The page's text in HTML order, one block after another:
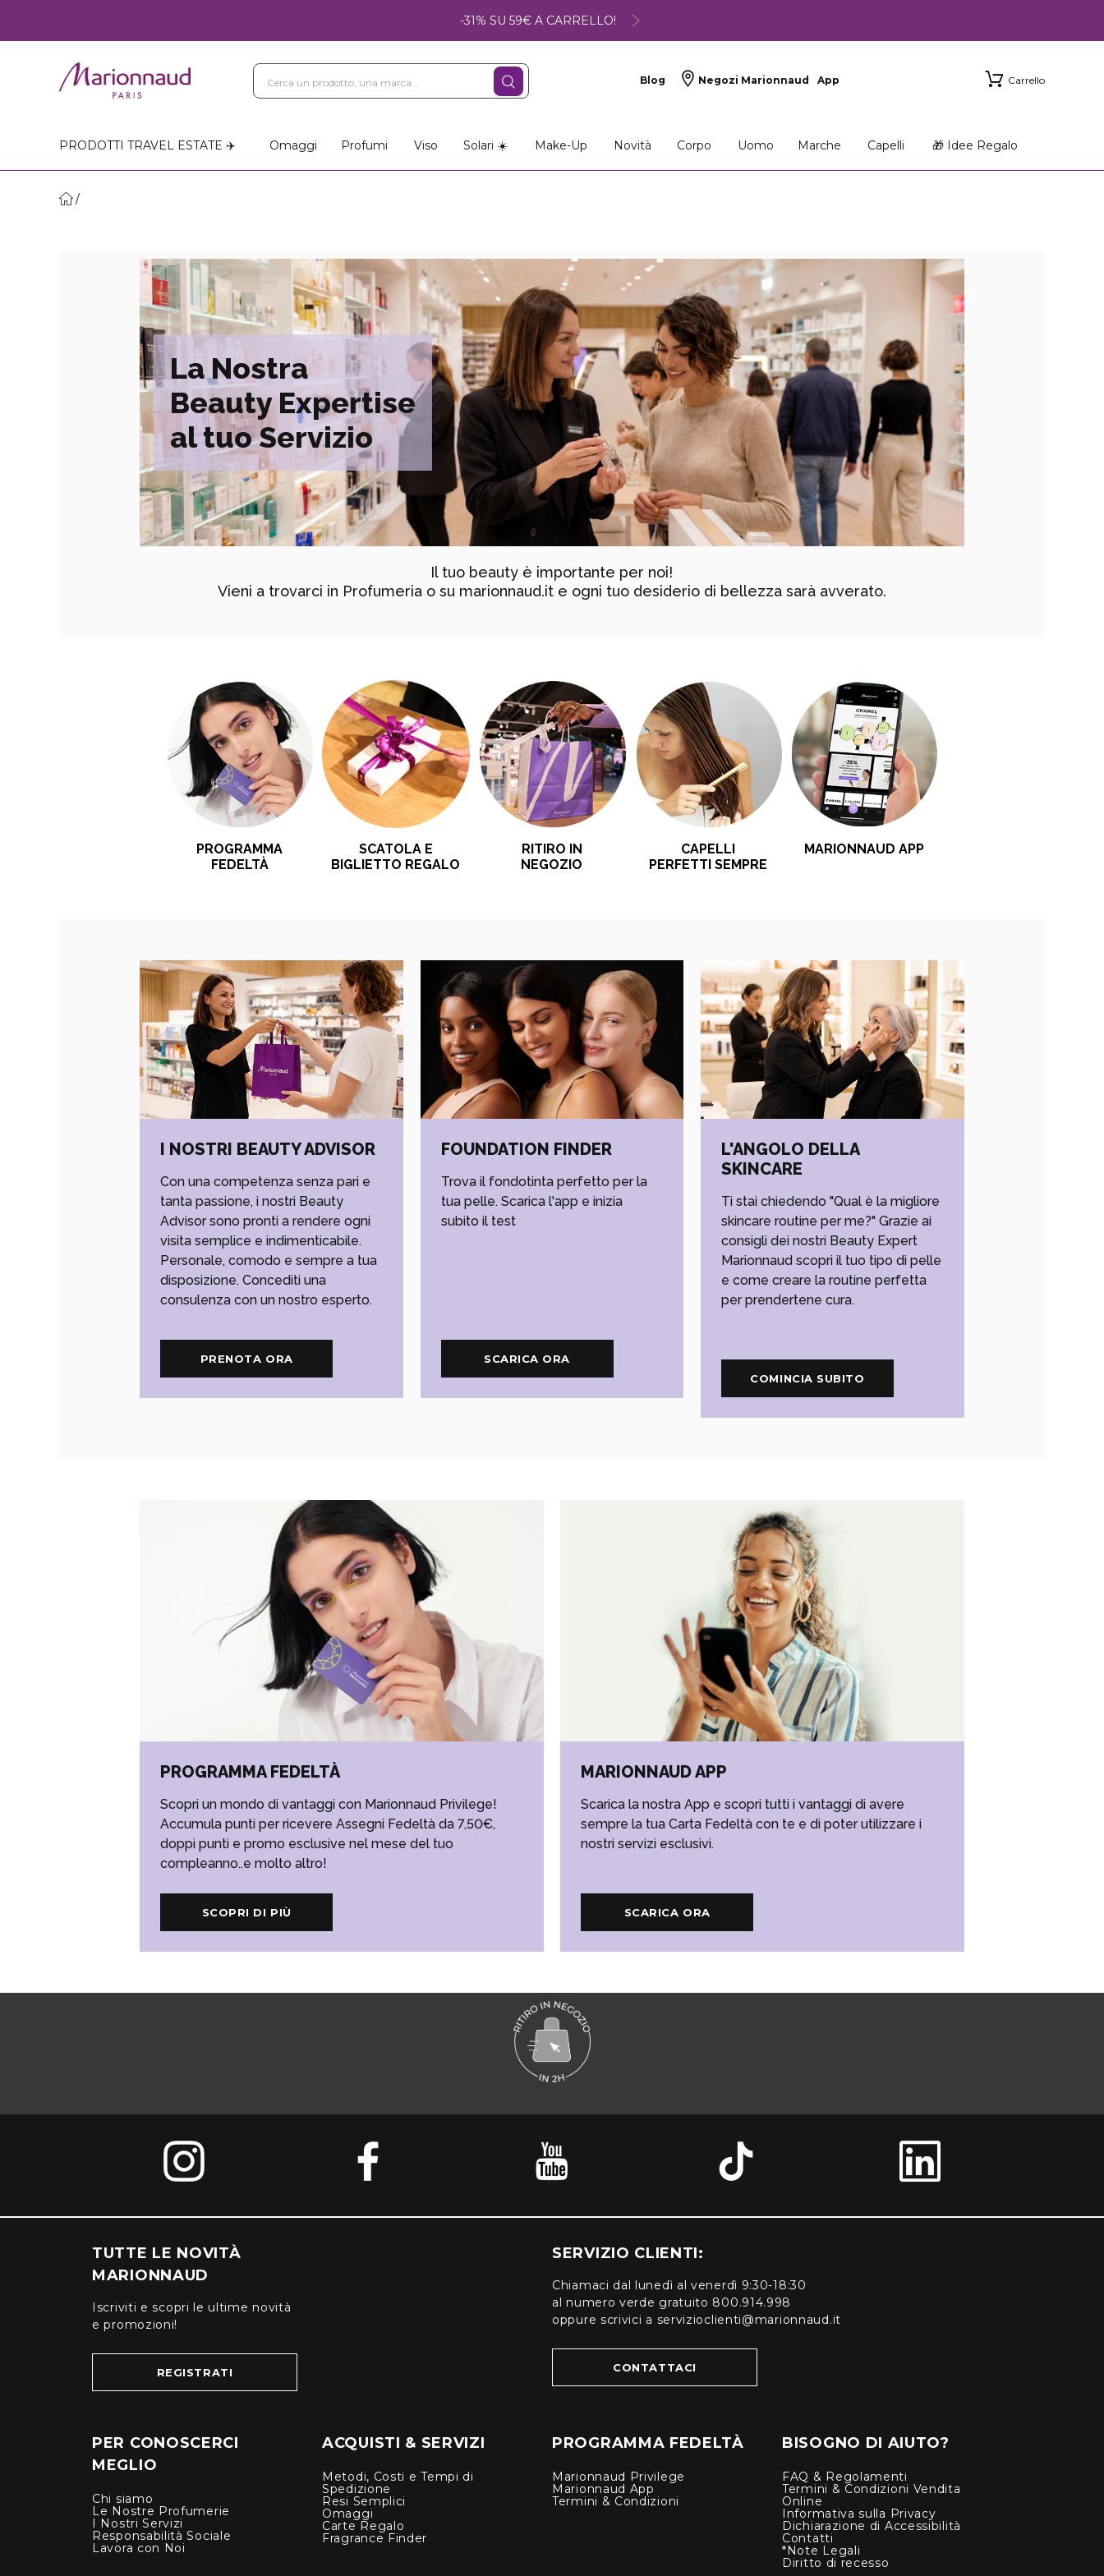
-31% SU 59€ A CARRELLO!
Blog Negozi Marionnaud App Carrello
PRODOTTI TRAVEL ESTATE ✈️ Omaggi Profumi Viso Solari ☀️ Make-Up Novità Corpo Uomo Marche Capelli 🎁 Idee Regalo
La Nostra
Beauty Expertise
al tuo Servizio
Il tuo beauty è importante per noi!
Vieni a trovarci in Profumeria o su marionnaud.it e ogni tuo desiderio di bellezza sarà avverato.
PROGRAMMA
FEDELTÀ
SCATOLA E
BIGLIETTO REGALO
RITIRO IN
NEGOZIO
CAPELLI
PERFETTI SEMPRE
MARIONNAUD APP
I NOSTRI BEAUTY ADVISOR
Con una competenza senza pari e
tanta passione, i nostri Beauty
Advisor sono pronti a rendere ogni
visita semplice e indimenticabile.
Personale, comodo e sempre a tua
disposizione. Concediti una
consulenza con un nostro esperto.
PRENOTA ORA
FOUNDATION FINDER
Trova il fondotinta perfetto per la
tua pelle. Scarica l'app e inizia
subito il test
SCARICA ORA
L'ANGOLO DELLA
SKINCARE
Ti stai chiedendo "Qual è la migliore
skincare routine per me?" Grazie ai
consigli dei nostri Beauty Expert
Marionnaud scopri il tuo tipo di pelle
e come creare la routine perfetta
per prendertene cura.
COMINCIA SUBITO
PROGRAMMA FEDELTÀ
Scopri un mondo di vantaggi con Marionnaud Privilege!
Accumula punti per ricevere Assegni Fedeltà da 7,50€,
doppi punti e promo esclusive nel mese del tuo
compleanno..e molto altro!
SCOPRI DI PIÙ
MARIONNAUD APP
Scarica la nostra App e scopri tutti i vantaggi di avere
sempre la tua Carta Fedeltà con te e di poter utilizzare i
nostri servizi esclusivi.
SCARICA ORA
TUTTE LE NOVITÀ
MARIONNAUD
Iscriviti e scopri le ultime novità
e promozioni!
REGISTRATI
SERVIZIO CLIENTI:
Chiamaci dal lunedì al venerdì 9:30-18:30
al numero verde gratuito 800.914.998
oppure scrivici a servizioclienti@marionnaud.it
CONTATTACI
PER CONOSCERCI
MEGLIO
Chi siamo
Le Nostre Profumerie
I Nostri Servizi
Responsabilità Sociale
Lavora con Noi
ACQUISTI & SERVIZI
Metodi, Costi e Tempi di
Spedizione
Resi Semplici
Omaggi
Carte Regalo
Fragrance Finder
PROGRAMMA FEDELTÀ
Marionnaud Privilege
Marionnaud App
Termini & Condizioni
BISOGNO DI AIUTO?
FAQ & Regolamenti
Termini & Condizioni Vendita
Online
Informativa sulla Privacy
Dichiarazione di Accessibilità
Contatti
*Note Legali
Diritto di recesso